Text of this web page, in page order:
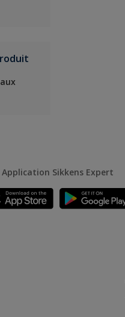
Application Sikkens Expert